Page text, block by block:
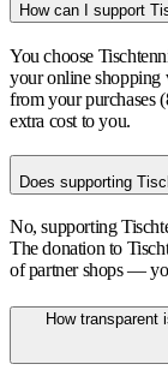
How can I support
You choose
your online shopping
from your purchases
extra cost to you.
Does supporting
No, supporting
The donation to
of partner shops —
How transparent